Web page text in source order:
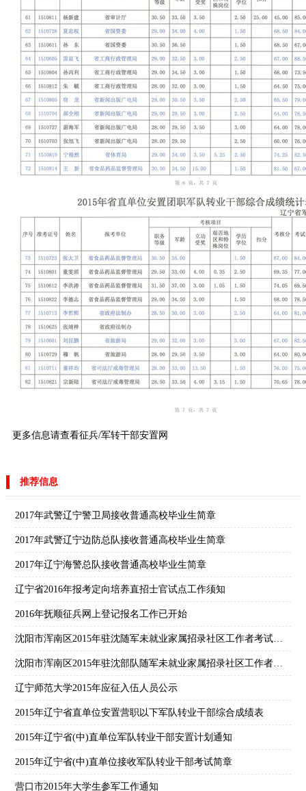
更多信息请查看征兵/军转干部安置网
推荐信息
2017年武警辽宁警卫局接收普通高校毕业生简章
2017年武警辽宁边防总队接收普通高校毕业生简章
2017年辽宁海警总队接收普通高校毕业生简章
辽宁省2016年报考定向培养直招士官试点工作须知
2016年抚顺征兵网上登记报名工作已开始
沈阳市浑南区2015年驻沈随军未就业家属招录社区工作者考试拟体检/考察人员名单公告
沈阳市浑南区2015年驻沈部队随军未就业家属招录社区工作者岗位分配表(27人)
辽宁师范大学2015年应征入伍人员公示
2015年辽宁省直单位安置营职以下军队转业干部综合成绩表
2015年辽宁省(中)直单位军队转业干部安置计划通知
2015年辽宁省(中)直单位接收军队转业干部考试简章
营口市2015年大学生参军工作通知